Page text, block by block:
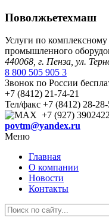
Поволжьетехмаш
Услуги по
промышленного
440068, г. Пенза, ул.
8 800 505 905 3
Звонок по России
+7 (8412) 21-74-21
Тел/факс +7 (8412) 28-
+7 (927)
povtm@yandex.ru
Меню
Главная
О компании
Новости
Контакты